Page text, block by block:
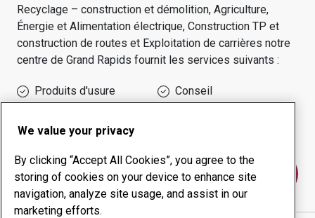
Recyclage – construction et démolition, Agriculture,
Énergie et Alimentation électrique, Construction TP et
construction de routes et Exploitation de carrières notre
centre de Grand Rapids fournit les services suivants :
Produits d'usure
Conseil
disponibilité
Contactez-nous
We value your privacy
By clicking “Accept All Cookies”, you agree to the
storing of cookies on your device to enhance site
navigation, analyze site usage, and assist in our
marketing efforts.